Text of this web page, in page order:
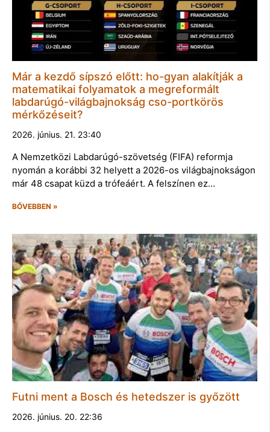
Már a kezdő sípszó előtt: ho-gyan alakítják a
matematikai folyamatok a megreformált
labdarúgó-világbajnokság cso-portkörös
mérkőzéseit?
2026. június. 21. 23:40
A Nemzetközi Labdarúgó-szövetség (FIFA) reformja
nyomán a korábbi 32 helyett a 2026-os világbajnokságon
már 48 csapat küzd a trófeáért. A felszínen ez…
BŐVEBBEN »
Futni ment a Bosch és hetedszer is győzött
2026. június. 20. 22:36